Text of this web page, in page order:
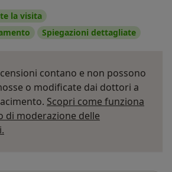
la visita
Spiegazioni dettagliate
contano e non possono
o modificate dai dottori a
Scopri come funziona
di moderazione delle